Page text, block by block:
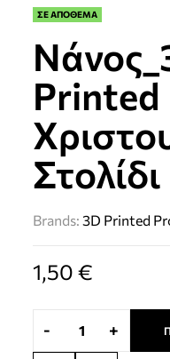
ΣΕ ΑΠΟΘΕΜΑ
Printed
Στολίδι
Brands:3D Printed
1,50€
- +